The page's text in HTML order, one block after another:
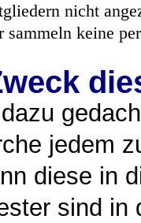
nicht
sammeln keine
jedem
diese in
sind in